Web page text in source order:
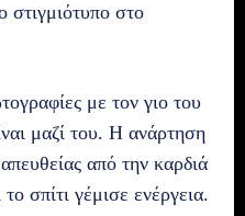
στιγμιότυπο στο
με τον γιο του
μαζί του. Η ανάρτηση
από την καρδιά
σπίτι γέμισε ενέργεια.